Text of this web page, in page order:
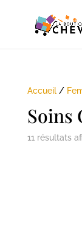
Accueil/
Soins
11 résultats